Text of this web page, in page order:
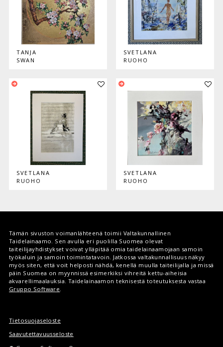
TANJA
SWAN
SVETLANA
RUOHO
Lisää teos kokoelmaan
SVETLANA
RUOHO
Lisää
SVETLANA
RUOHO
Tämän sivuston voimanlähteenä toimii Valtakunnallinen
Taidelainaamo. Sen avulla eri puolilla Suomea olevat
taiteilijayhdistykset voivat ylläpitää omia taidelainaamojaan samoin
työkaluin ja samoin toimintatavoin. Jatkossa valtakunnallisuus näkyy
myös siten, että voit helposti nähdä, kenellä muulla taiteilijalla ja missä
päin Suomea on myynnissä esimerkiksi vihreitä kettu-aiheisia
akvarellimaalauksia. Taidelainaamon teknisestä toteutuksesta vastaa
Gruppo Software.
Tietosuojaseloste
Saavutettavuusseloste